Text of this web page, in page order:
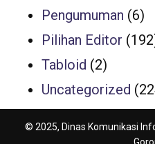
Pengumuman (6)
Pilihan Editor
Tabloid (2)
Uncategorized
© 2025, Dinas Komunikasi